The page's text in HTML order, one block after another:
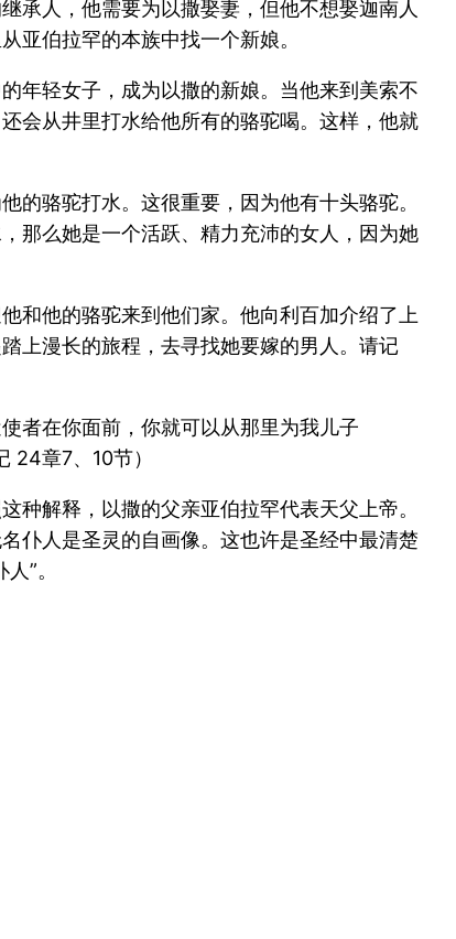
承人，他需要为以撒娶妻，但他不想娶迦南人
亚伯拉罕的本族中找一个新娘。
年轻女子，成为以撒的新娘。当他来到美索不
会从井里打水给他所有的骆驼喝。这样，他就
的骆驼打水。这很重要，因为他有十头骆驼。
那么她是一个活跃、精力充沛的女人，因为她
和他的骆驼来到他们家。他向利百加介绍了上
上漫长的旅程，去寻找她要嫁的男人。请记
者在你面前，你就可以从那里为我儿子
24章7、10节）
种解释，以撒的父亲亚伯拉罕代表天父上帝。
仆人是圣灵的自画像。这也许是圣经中最清楚
”。